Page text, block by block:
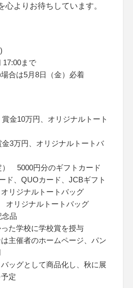
心よりお待ちしています。
17:00まで
合は5月8日（金）必着
金10万円、オリジナルトート
3万円、オリジナルトートバ
） 5000円分のギフトカード
ド、QUOカード、JCBギフト
リジナルトートバッグ
オリジナルトートバッグ
品
た学校に学校賞を授与
主催者のホームページ、パン
ッグとして商品化し、秋に展
定